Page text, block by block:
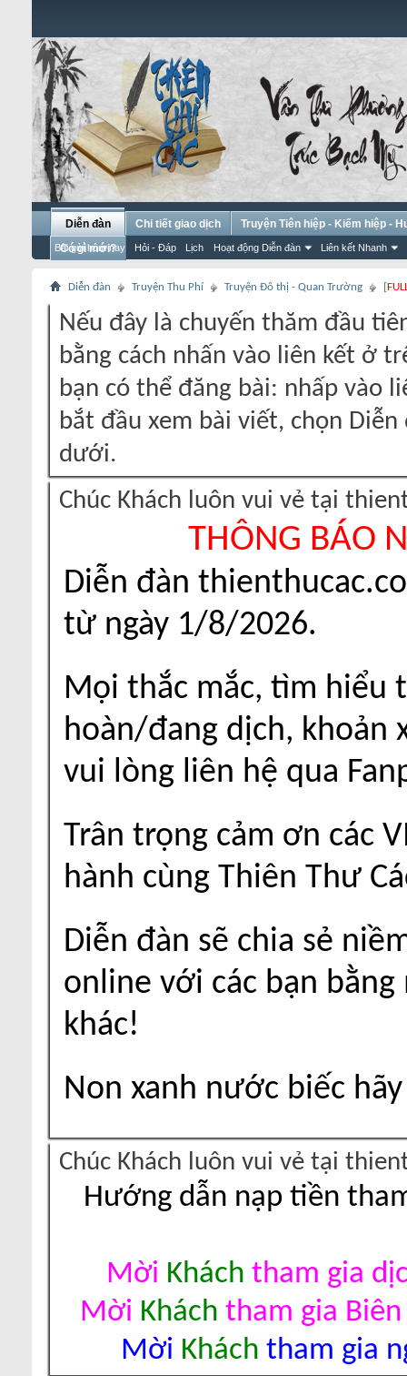
Diễn đàn
Bài gửi hôm nay Hỏi - Đáp Lịch Hoạt động Diễn đàn Liên kết Nhanh
Chi tiết giao dịch
Truyện Tiên hiệp - Kiếm hiệp -
Có gì mới?
Diễn đàn Truyện Thu Phí Truyện Đô thị - Quan Trường [
Nếu đây là chuyến thăm đầu
bằng cách nhấn vào liên kết ở
bạn có thể đăng bài: nhấp vào
bắt đầu xem bài viết, chọn
dưới.
Chúc Khách luôn vui vẻ tại
THÔNG BÁO
Diễn đàn
từ ngày 1/8/2026.
Mọi thắc mắc, tìm hiểu
hoàn/đang dịch, khoản
vui lòng liên hệ qua
Trân trọng cảm ơn các
hành cùng Thiên Thư
Diễn đàn sẽ chia sẻ
online với các bạn
khác!
Non xanh nước biếc
Chúc Khách luôn vui vẻ tại
Hướng dẫn nạp tiền
Mời Khách tham gia
Mời Khách tham gia
Mời Khách tham gia